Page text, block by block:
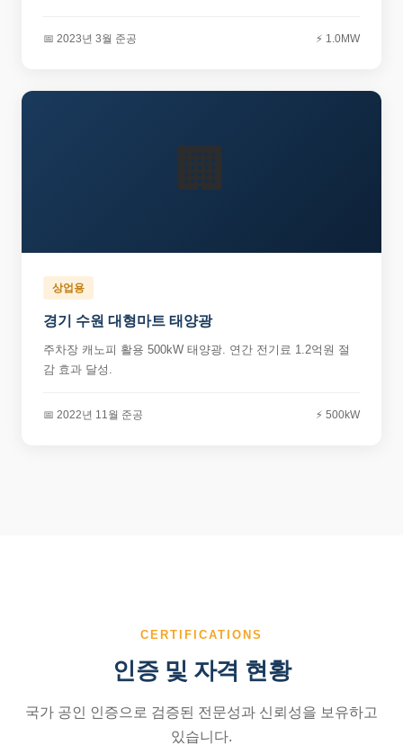
📅 2023년 3월 준공 ⚡ 1.0MW
🏢
상업용
경기 수원 대형마트 태양광
주차장 캐노피 활용 500kW 태양광. 연간 전기료 1.2억원 절
감 효과 달성.
📅 2022년 11월 준공 ⚡ 500kW
CERTIFICATIONS
인증 및 자격 현황
국가 공인 인증으로 검증된 전문성과 신뢰성을 보유하고
있습니다.